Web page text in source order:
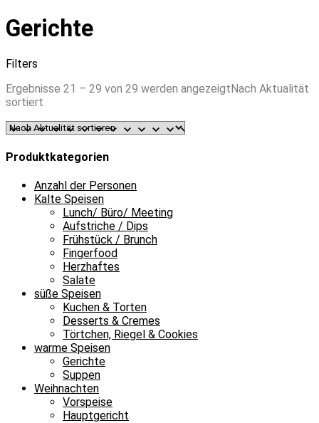
Gerichte
Filters
Ergebnisse 21 – 29 von 29 werden angezeigt Nach Aktualität
sortiert
Produktkategorien
Anzahl der Personen
Kalte Speisen
Lunch/ Büro/ Meeting
Aufstriche / Dips
Frühstück / Brunch
Fingerfood
Herzhaftes
Salate
süße Speisen
Kuchen & Torten
Desserts & Cremes
Törtchen, Riegel & Cookies
warme Speisen
Gerichte
Suppen
Weihnachten
Vorspeise
Hauptgericht